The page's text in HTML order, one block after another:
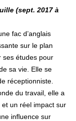
(sept. 2017 à
fac d’anglais
sur le plan
ses études pour
sa vie. Elle se
réceptionniste.
du travail, elle a
un réel impact sur
influence sur